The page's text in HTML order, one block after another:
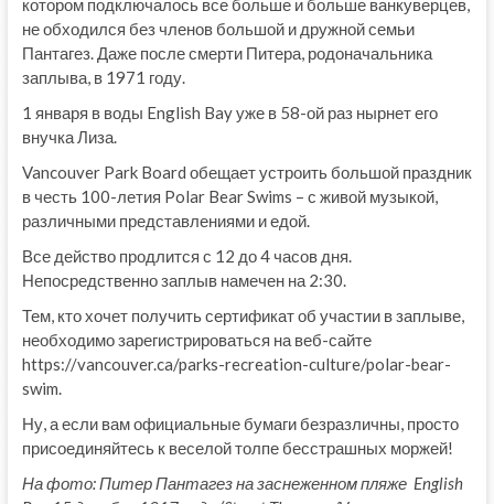
котором подключалось все больше и больше ванкуверцев,
не обходился без членов большой и дружной семьи
Пантагез. Даже после смерти Питера, родоначальника
заплыва, в 1971 году.
1 января в воды English Bay уже в 58-ой раз нырнет его
внучка Лиза.
Vancouver Park Board обещает устроить большой праздник
в честь 100-летия Polar Bear Swims – с живой музыкой,
различными представлениями и едой.
Все действо продлится с 12 до 4 часов дня.
Непосредственно заплыв намечен на 2:30.
Тем, кто хочет получить сертификат об участии в заплыве,
необходимо зарегистрироваться на веб-сайте
https://vancouver.ca/parks-recreation-culture/polar-bear-
swim.
Ну, а если вам официальные бумаги безразличны, просто
присоединяйтесь к веселой толпе бесстрашных моржей!
На фото: Питер Пантагез на заснеженном пляже English